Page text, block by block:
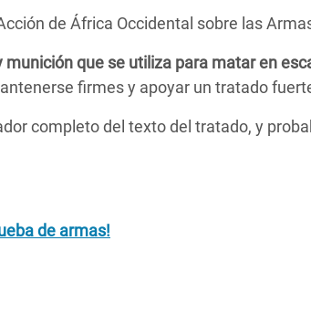
de África Occidental sobre las
que se utiliza para matar en
firmes y apoyar un tratado
completo del texto del tratado, y
de armas!